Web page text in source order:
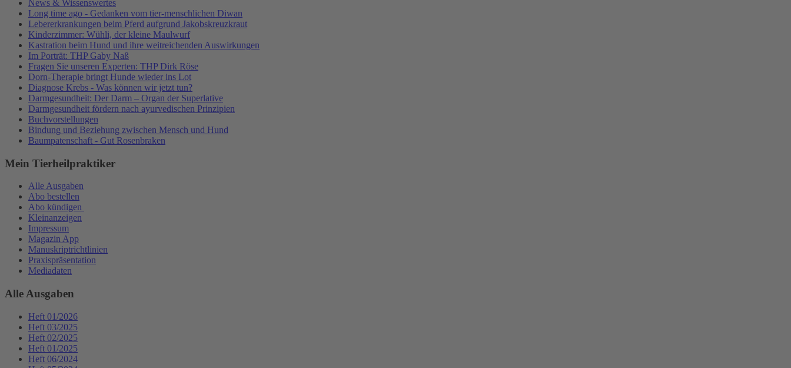
News & Wissenswertes
Long time ago - Gedanken vom tier-menschlichen Diwan
Lebererkrankungen beim Pferd aufgrund Jakobskreuzkraut
Kinderzimmer: Wühli, der kleine Maulwurf
Kastration beim Hund und ihre weitreichenden Auswirkungen
Im Porträt: THP Gaby Naß
Fragen Sie unseren Experten: THP Dirk Röse
Dorn-Therapie bringt Hunde wieder ins Lot
Diagnose Krebs - Was können wir jetzt tun?
Darmgesundheit: Der Darm – Organ der Superlative
Darmgesundheit fördern nach ayurvedischen Prinzipien
Buchvorstellungen
Bindung und Beziehung zwischen Mensch und Hund
Baumpatenschaft - Gut Rosenbraken
Mein Tierheilpraktiker
Alle Ausgaben
Abo bestellen
Abo kündigen
Kleinanzeigen
Impressum
Magazin App
Manuskriptrichtlinien
Praxispräsentation
Mediadaten
Alle Ausgaben
Heft 01/2026
Heft 03/2025
Heft 02/2025
Heft 01/2025
Heft 06/2024